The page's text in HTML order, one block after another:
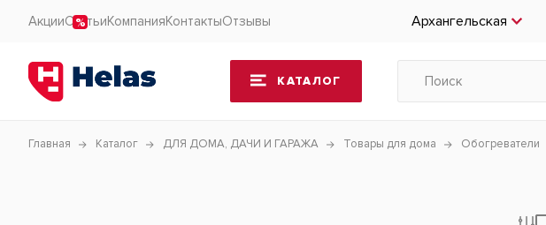
АкцииСтатьиКомпанияКонтактыОтзывы Архангельская
КАТАЛОГ
Главная Каталог ДЛЯ ДОМА, ДАЧИ И ГАРАЖА Товары для дома Обогреватели